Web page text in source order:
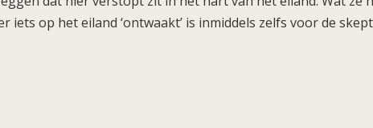
iets op het eiland ‘ontwaakt’ is inmiddels zelfs voor de